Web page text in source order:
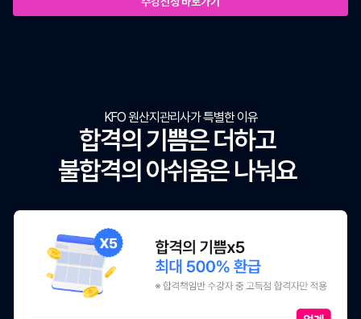
KFO 원산지관리사가 특별한 이유
합격의 기쁨은 더하고
불합격의 아쉬움은 나눠요